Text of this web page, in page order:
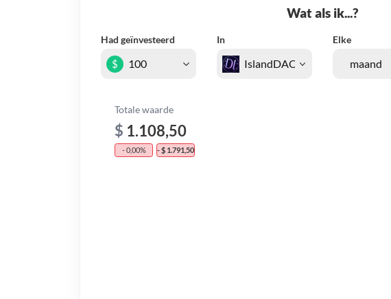
Wat als ik...?
Had geïnvesteerd In Elke
$
Totale waarde
$ 1.108,50
- 0,00% - $ 1.791,50